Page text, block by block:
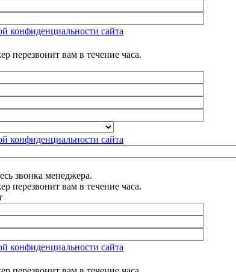
конфиденциальности сайта
перезвонит вам в течение часа.
конфиденциальности сайта
звонка менеджера.
перезвонит вам в течение часа.
конфиденциальности сайта